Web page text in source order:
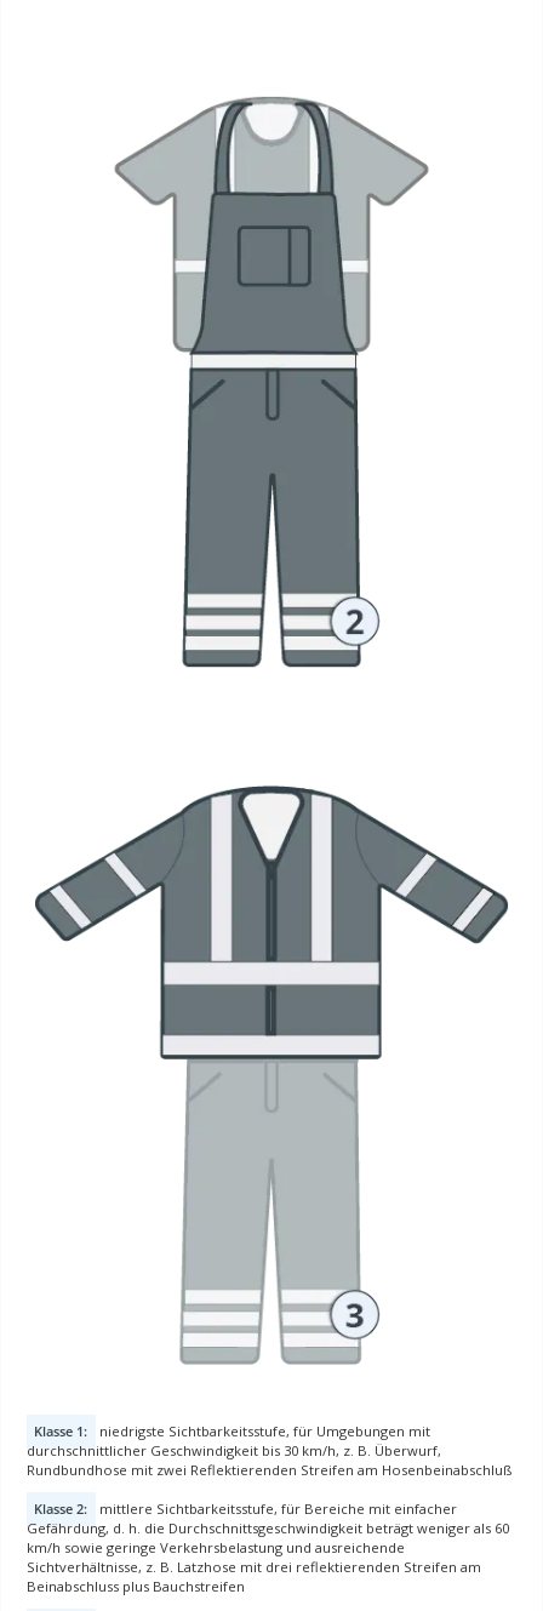
Klasse 1:
niedrigste Sichtbarkeitsstufe, für Umgebungen mit
durchschnittlicher Geschwindigkeit bis 30 km/h, z. B. Überwurf,
Rundbundhose mit zwei Reflektierenden Streifen am Hosenbeinabschluß
Klasse 2:
mittlere Sichtbarkeitsstufe, für Bereiche mit einfacher
Gefährdung, d. h. die Durchschnittsgeschwindigkeit beträgt weniger als 60
km/h sowie geringe Verkehrsbelastung und ausreichende
Sichtverhältnisse, z. B. Latzhose mit drei reflektierenden Streifen am
Beinabschluss plus Bauchstreifen